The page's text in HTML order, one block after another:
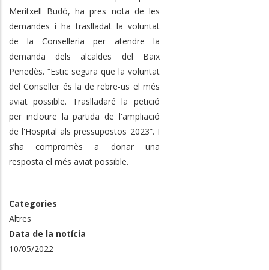
Meritxell Budó, ha pres nota de les
demandes i ha traslladat la voluntat
de la Conselleria per atendre la
demanda dels alcaldes del Baix
Penedès. “Estic segura que la voluntat
del Conseller és la de rebre-us el més
aviat possible. Traslladaré la petició
per incloure la partida de l'ampliació
de l'Hospital als pressupostos 2023”. I
s’ha compromès a donar una
resposta el més aviat possible.
Categories
Altres
Data de la notícia
10/05/2022